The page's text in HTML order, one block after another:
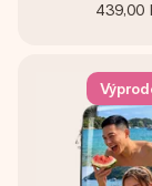
439,00